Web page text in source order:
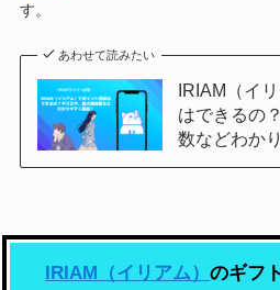
す。
あわせて読みたい
IRIAM（イ
はできるの
数などわか
IRIAM（イリアム）のギフ